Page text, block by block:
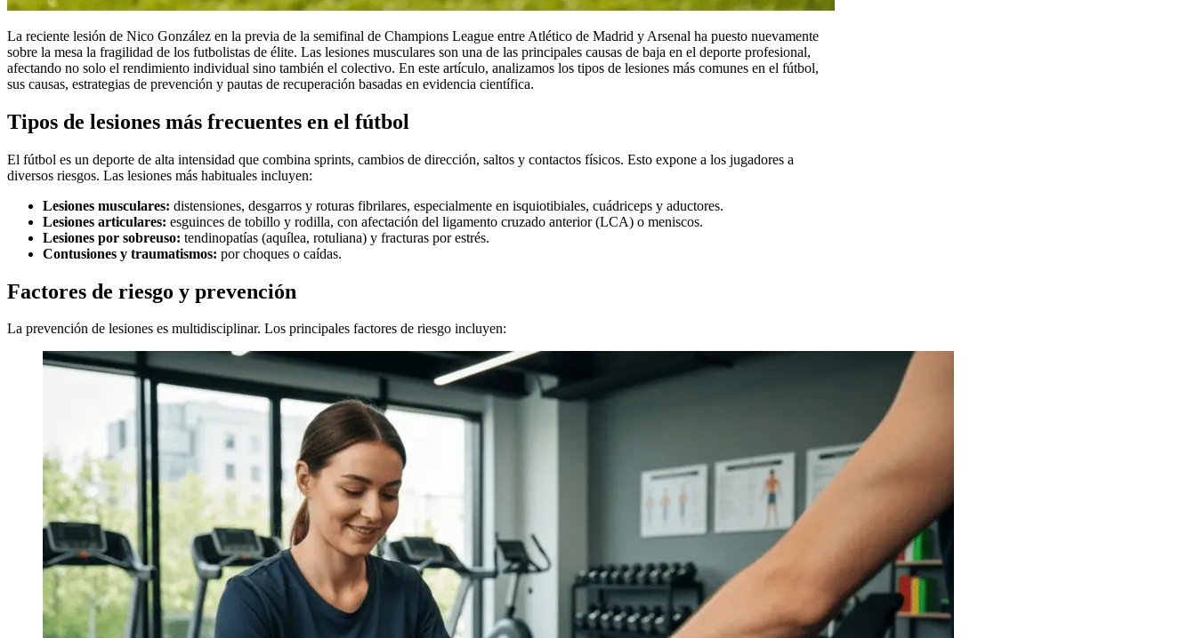
La reciente lesión de Nico González en la previa de la semifinal de Champions League entre Atlético de Madrid y Arsenal ha puesto nuevamente
sobre la mesa la fragilidad de los futbolistas de élite. Las lesiones musculares son una de las principales causas de baja en el deporte profesional,
afectando no solo el rendimiento individual sino también el colectivo. En este artículo, analizamos los tipos de lesiones más comunes en el fútbol,
sus causas, estrategias de prevención y pautas de recuperación basadas en evidencia científica.
Tipos de lesiones más frecuentes en el fútbol
El fútbol es un deporte de alta intensidad que combina sprints, cambios de dirección, saltos y contactos físicos. Esto expone a los jugadores a
diversos riesgos. Las lesiones más habituales incluyen:
Lesiones musculares: distensiones, desgarros y roturas fibrilares, especialmente en isquiotibiales, cuádriceps y aductores.
Lesiones articulares: esguinces de tobillo y rodilla, con afectación del ligamento cruzado anterior (LCA) o meniscos.
Lesiones por sobreuso: tendinopatías (aquílea, rotuliana) y fracturas por estrés.
Contusiones y traumatismos: por choques o caídas.
Factores de riesgo y prevención
La prevención de lesiones es multidisciplinar. Los principales factores de riesgo incluyen: